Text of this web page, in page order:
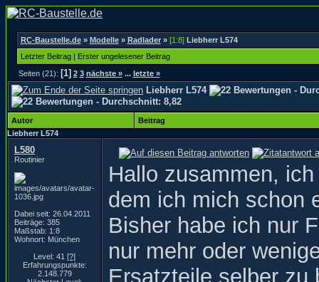
RC-Baustelle.de» Modelle» Radlader» [1:8] Liebherr L574
Letzter Beitrag| Erster ungelesener Beitrag
Seiten (21): [1] 2 3 nächste » ... letzte »
Liebherr L574
Autor
Beitrag
Liebherr L574
L580
Routinier
Dabei seit: 26.04.2011
Beiträge: 385
Maßstab: 1:8
Wohnort: München
Level: 41 [?]
Erfahrungspunkte:
2.148.779
Hallo zusammen,
dem ich mich schon
Bisher habe ich nur
nur mehr oder
Ersatzteile selber zu